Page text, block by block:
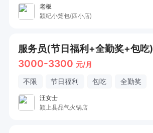
老板
颍纪小笼包(四小店)
服务员(节日福利+全勤奖+包吃)
3000-3300 元/月
不限 节日福利 包吃 全勤奖
汪女士
颍上县品气火锅店